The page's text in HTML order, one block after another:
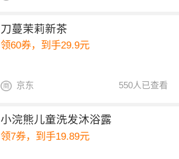
刀蔓茉莉新茶
领60券，到手29.9元
550人已查看
京东
小浣熊儿童洗发沐浴露
领7券，到手19.89元